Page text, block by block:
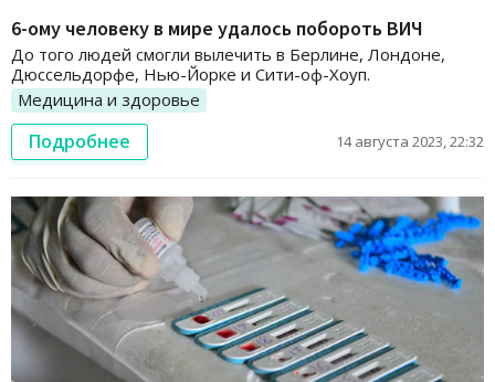
6-ому человеку в мире удалось побороть ВИЧ
До того людей смогли вылечить в Берлине, Лондоне,
Дюссельдорфе, Нью-Йорке и Сити-оф-Хоуп.
Медицина и здоровье
Подробнее 14 августа 2023, 22:32